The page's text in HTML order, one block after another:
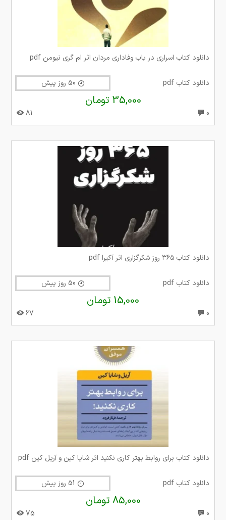
دانلود کتاب اسراری در باب وفاداری مردان اثر ام گری نیومن pdf
دانلود کتاب pdf
35,000 تومان
0
81
دانلود کتاب ۳۶۵ روز شکرگزاری اثر آکیرا ‍pdf
دانلود کتاب pdf
15,000 تومان
0
67
دانلود کتاب برای روابط بهتر کاری نکنید اثر شایا کین و آریل کین pdf
دانلود کتاب pdf
85,000 تومان
0
75